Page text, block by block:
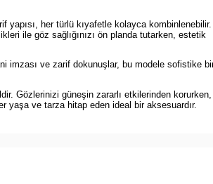
her türlü kıyafetle kolayca kombinlenebilir.
ile göz sağlığınızı ön planda tutarken, estetik
imzası ve zarif dokunuşlar, bu modele sofistike
Gözlerinizi güneşin zararlı etkilerinden
yaşa ve tarza hitap eden ideal bir aksesuardır.